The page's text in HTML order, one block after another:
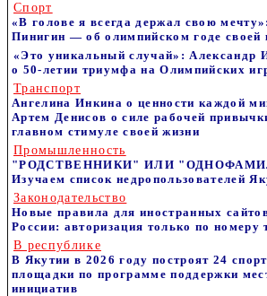
Спорт
«В голове я всегда держал свою
Пинигин — об олимпийском годе своей
«Это уникальный случай»: Александр
о 50-летии триумфа на Олимпийских
Транспорт
Ангелина Инкина о ценности каждой
Артем Денисов о силе рабочей
главном стимуле своей жизни
Промышленность
"РОДСТВЕННИКИ" ИЛИ
Изучаем список недропользователей
Законодательство
Новые правила для иностранных
России: авторизация только по номеру
В республике
В Якутии в 2026 году построят 24
площадки по программе поддержки
инициатив